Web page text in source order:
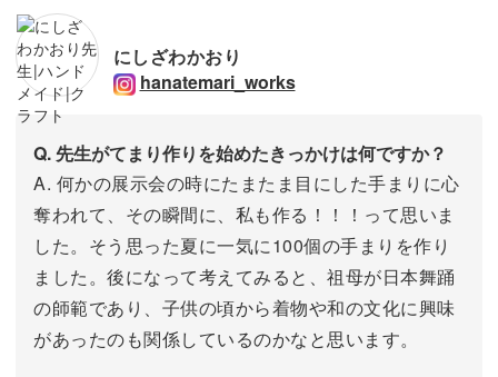
にしざわかおり
hanatemari_works
Q. 先生がてまり作りを始めたきっかけは何ですか？
A. 何かの展示会の時にたまたま目にした手まりに心
奪われて、その瞬間に、私も作る！！！って思いま
した。そう思った夏に一気に100個の手まりを作り
ました。後になって考えてみると、祖母が日本舞踊
の師範であり、子供の頃から着物や和の文化に興味
があったのも関係しているのかなと思います。